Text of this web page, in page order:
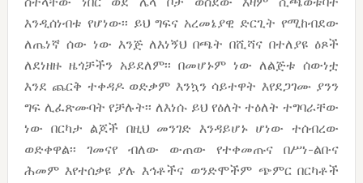
እንዲሰነብቱ የሆነው፡፡ ይህ ግፍና አረመኔያዊ ድርጊት የሚከብደው
ለጤነኛ ሰው ነው እንጅ ለእነኝህ በጫት በሺሻና በተለያዩ ዕጾች
ለደነዘዙ ዜጎቻችን አይደለም፡፡ በመሆኑም ነው ለልጅቱ ሰውነቷ
እንደ ጨርቅ ተቀዳዶ ወድቃም እንኳን ሳይተዋት እየደጋገሙ ያንን
ግፍ ሊፈጽሙባት የቻሉት፡፡ ለእነሱ ይህ የዕለት ተዕለት ተግባራቸው
ነው በርካታ ልጆች በዚህ መንገድ እንዳይሆኑ ሆነው ተሰብረው
ወድቀዋል፡፡ ገመናየ ብለው ውጠው የተቀመጡና በሥነ-ልቡና
ሕመም እየተሰቃዩ ያሉ እኅቶችና ወንድሞችም ጭምር በርካቶች